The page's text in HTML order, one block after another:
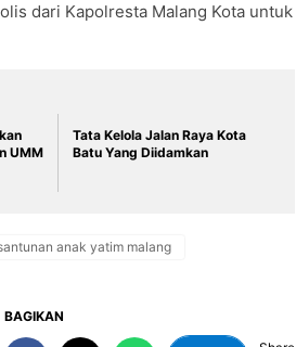
dari Kapolresta Malang Kota untuk
UMM
Tata Kelola Jalan Raya Kota
Batu Yang Diidamkan
anak yatim malang
BAGIKAN